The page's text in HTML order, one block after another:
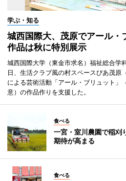
学ぶ・知る
城西国際大、茂原でアール
作品は秋に特別展示
城西国際大学（東金市求名）福祉総合学
日、生活クラブ風の村スペースぴあ茂原
による芸術活動「アール・ブリュット」
意）の作品作りを支援した。
食べる
一宮・室川農園で稲
期待が高まる
食べる